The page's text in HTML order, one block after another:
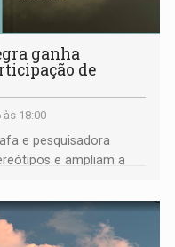
ganha
de
18:00
e pesquisadora
e ampliam a